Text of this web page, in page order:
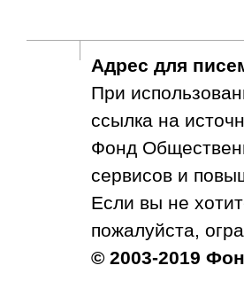
Адрес для
При
ссылка на
Фонд
сервисов и
Если вы не
пожалуйста,
© 2003-2019